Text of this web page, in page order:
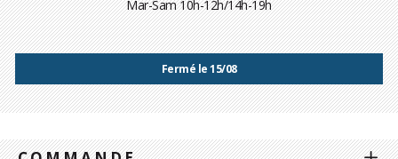
Mar-Sam 10h-12h/14h-19h
Fermé le 15/08